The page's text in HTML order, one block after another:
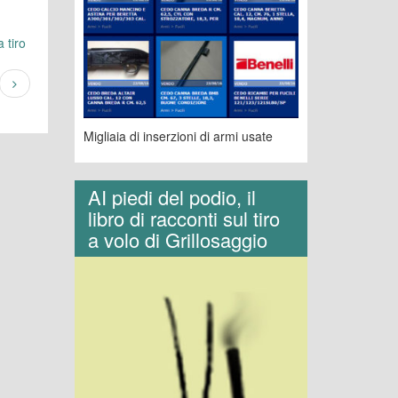
tiro
Migliaia di inserzioni di armi usate
AI piedi del podio, il
libro di racconti sul tiro
a volo di Grillosaggio